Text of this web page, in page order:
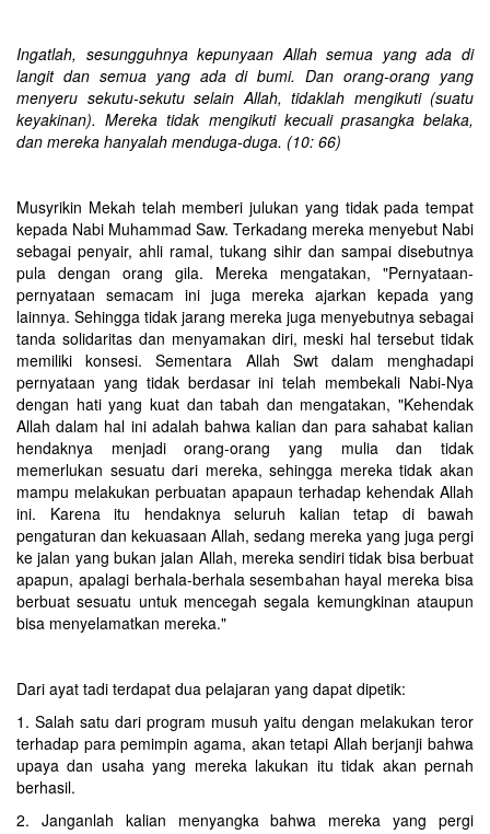
Ingatlah, sesungguhnya kepunyaan Allah semua yang ada di
langit dan semua yang ada di bumi. Dan orang-orang yang
menyeru sekutu-sekutu selain Allah, tidaklah mengikuti (suatu
keyakinan). Mereka tidak mengikuti kecuali prasangka belaka,
dan mereka hanyalah menduga-duga. (10: 66)
Musyrikin Mekah telah memberi julukan yang tidak pada tempat
kepada Nabi Muhammad Saw. Terkadang mereka menyebut Nabi
sebagai penyair, ahli ramal, tukang sihir dan sampai disebutnya
pula dengan orang gila. Mereka mengatakan, "Pernyataan-
pernyataan semacam ini juga mereka ajarkan kepada yang
lainnya. Sehingga tidak jarang mereka juga menyebutnya sebagai
tanda solidaritas dan menyamakan diri, meski hal tersebut tidak
memiliki konsesi. Sementara Allah Swt dalam menghadapi
pernyataan yang tidak berdasar ini telah membekali Nabi-Nya
dengan hati yang kuat dan tabah dan mengatakan, "Kehendak
Allah dalam hal ini adalah bahwa kalian dan para sahabat kalian
hendaknya menjadi orang-orang yang mulia dan tidak
memerlukan sesuatu dari mereka, sehingga mereka tidak akan
mampu melakukan perbuatan apapaun terhadap kehendak Allah
ini. Karena itu hendaknya seluruh kalian tetap di bawah
pengaturan dan kekuasaan Allah, sedang mereka yang juga pergi
ke jalan yang bukan jalan Allah, mereka sendiri tidak bisa berbuat
apapun, apalagi berhala-berhala sesembahan hayal mereka bisa
berbuat sesuatu untuk mencegah segala kemungkinan ataupun
bisa menyelamatkan mereka."
Dari ayat tadi terdapat dua pelajaran yang dapat dipetik:‎
1. Salah satu dari program musuh yaitu dengan melakukan teror
terhadap para pemimpin agama, akan tetapi Allah berjanji bahwa
upaya dan usaha yang mereka lakukan itu tidak akan pernah
berhasil.
2. Janganlah kalian menyangka bahwa mereka yang pergi